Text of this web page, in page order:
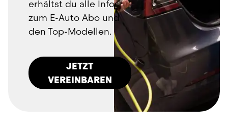
erhältst du alle Infos
zum E-Auto Abo und
den Top-Modellen.
JETZT
VEREINBAREN